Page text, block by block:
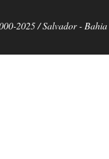
2025 / Salvador -